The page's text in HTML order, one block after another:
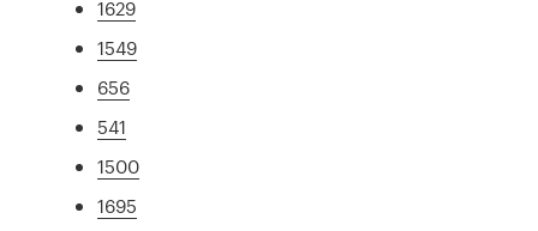
1629
1549
656
541
1500
1695